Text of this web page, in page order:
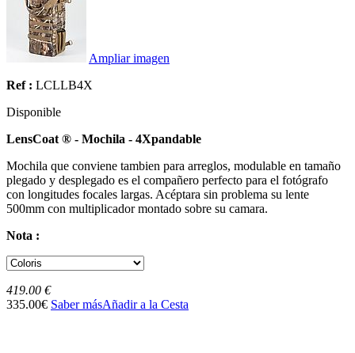
Ampliar imagen
Ref : LCLLB4X
Disponible
LensCoat ® - Mochila - 4Xpandable
Mochila que conviene tambien para arreglos, modulable en tamaño
plegado y desplegado es el compañero perfecto para el fotógrafo
con longitudes focales largas. Acéptara sin problema su lente
500mm con multiplicador montado sobre su camara.
Nota :
419.00 €
335.00€ Saber másAñadir a la Cesta